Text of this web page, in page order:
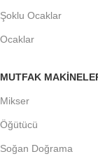
Şoklu Ocaklar
Ocaklar
MUTFAK
Mikser
Öğütücü
Soğan Doğrama